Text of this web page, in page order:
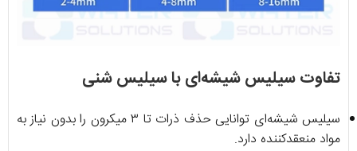
تفاوت سیلیس شیشه‌ای با سیلیس شنی
سیلیس شیشه‌ای توانایی حذف ذرات تا ۳ میکرون را بدون نیاز به
مواد منعقدکننده دارد.